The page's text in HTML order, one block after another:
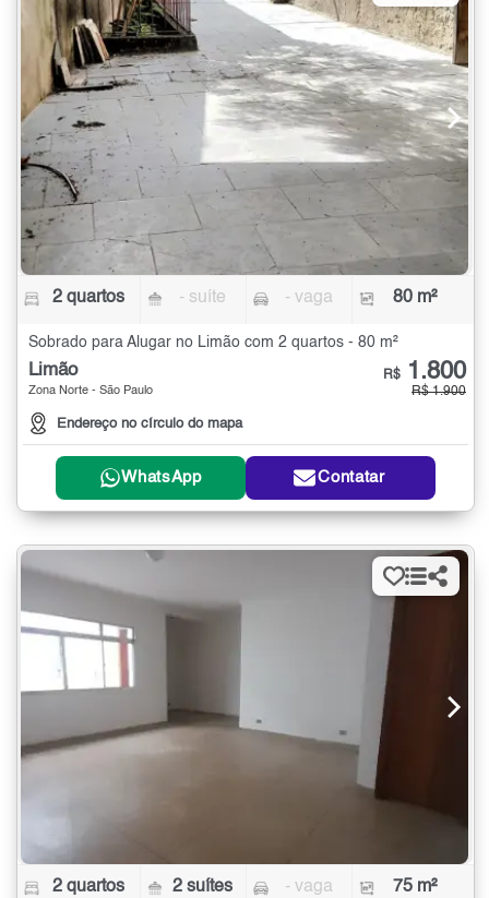
2 quartos - suíte - vaga 80 m²
Sobrado para Alugar no Limão com 2 quartos - 80 m²
Limão
Zona Norte - São Paulo
Endereço no círculo do mapa
R$ 1.800
R$ 1.900
WhatsApp Contatar
2 quartos 2 suítes - vaga 75 m²